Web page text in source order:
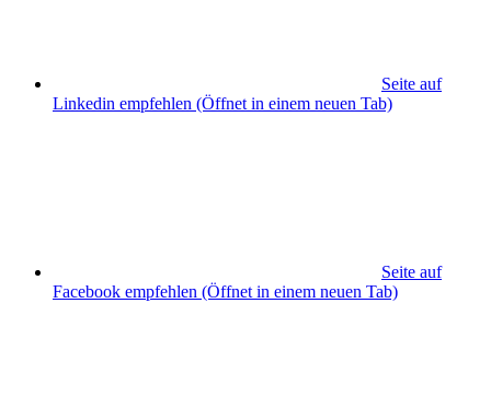
Seite auf
Linkedin empfehlen (Öffnet in einem neuen Tab)
Seite auf
Facebook empfehlen (Öffnet in einem neuen Tab)